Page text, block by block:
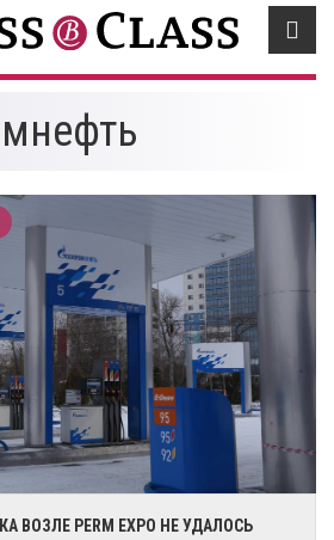
ВОЗЛЕ PERM EXPO НЕ УДАЛОСЬ